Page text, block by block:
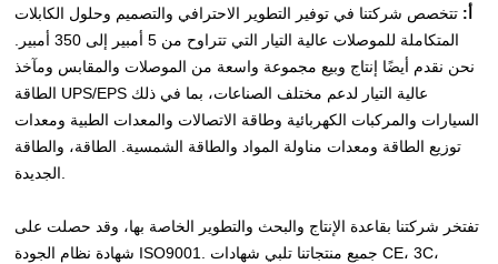
أ: تتخصص شركتنا في توفير التطوير الاحترافي والتصميم وحلول الكابلات
المتكاملة للموصلات عالية التيار التي تتراوح من 5 أمبير إلى 350 أمبير.
نحن نقدم أيضًا إنتاج وبيع مجموعة واسعة من الموصلات والمقابس ومآخذ
الطاقة UPS/EPS عالية التيار لدعم مختلف الصناعات، بما في ذلك
السيارات والمركبات الكهربائية وطاقة الاتصالات والمعدات الطبية ومعدات
توزيع الطاقة ومعدات مناولة المواد والطاقة الشمسية. الطاقة، والطاقة
تفتخر شركتنا بقاعدة الإنتاج والبحث والتطوير الخاصة بها، وقد حصلت على
شهادة نظام الجودة ISO9001. جميع منتجاتنا تلبي شهادات CE، 3C،